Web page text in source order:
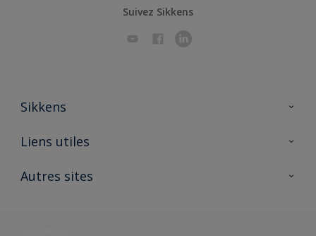
Suivez Sikkens
Sikkens
A propos de Sikkens
Liens utiles
Ouvrir un magasin PASS
Autres sites